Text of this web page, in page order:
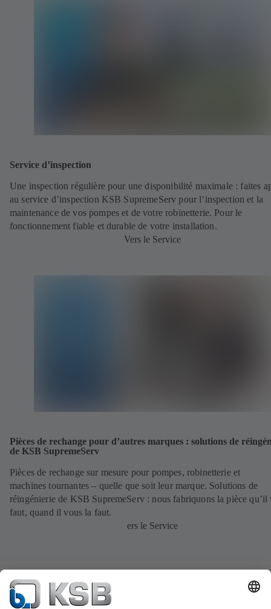
Service d’inspection
Une inspection régulière pour une disponibilité maximale : faites
au service d’inspection KSB SupremeServ pour l’inspection et la
maintenance de vos pompes et de votre robinetterie. Pour le
fonctionnement fiable et durable de votre installation.
Vers le Service
Pièces de rechange pour d’autres marques : solutions de
de KSB SupremeServ
Pièces de rechange sur mesure pour pompes, robinetterie et
machines tournantes – quelle que soit leur marque. Solutions de
réingénierie de KSB SupremeServ : nous fabriquons la pièce qu’il
faut, quand il vous la faut.
ers le Service